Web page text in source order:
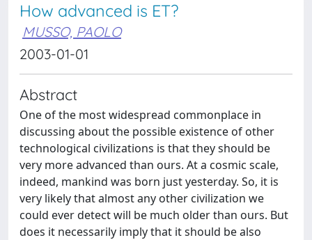
How advanced is ET?
MUSSO, PAOLO
2003-01-01
Abstract
One of the most widespread commonplace in
discussing about the possible existence of other
technological civilizations is that they should be
very more advanced than ours. At a cosmic scale,
indeed, mankind was born just yesterday. So, it is
very likely that almost any other civilization we
could ever detect will be much older than ours. But
does it necessarily imply that it should be also